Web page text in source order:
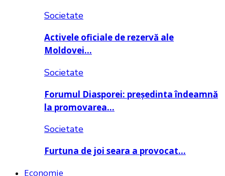
Societate
Activele oficiale de rezervă ale
Moldovei…
Societate
Forumul Diasporei: președinta îndeamnă
la promovarea…
Societate
Furtuna de joi seara a provocat…
Economie